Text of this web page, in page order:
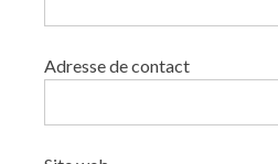
Adresse de contact